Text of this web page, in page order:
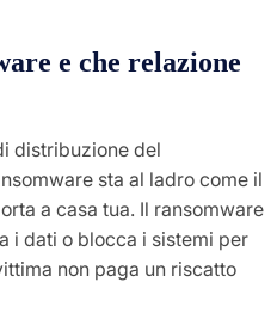
e che relazione
distribuzione del
sta al ladro come il
a casa tua. Il ransomware
i dati o blocca i sistemi per
non paga un riscatto